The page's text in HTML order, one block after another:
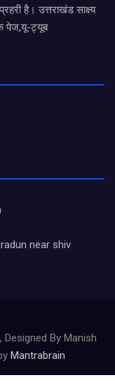
है। उत्तराखंड साक्ष्य
पेज,यू-ट्यूब
near shiv
By Manish
Mantrabrain